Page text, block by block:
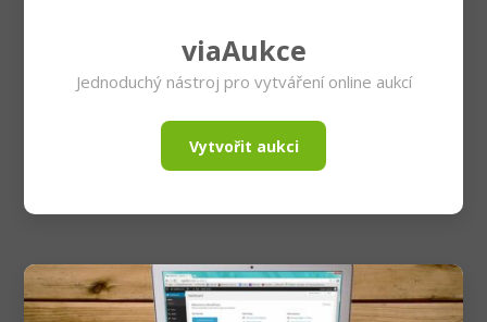
viaAukce
Jednoduchý nástroj pro vytváření online aukcí
Vytvořit aukci